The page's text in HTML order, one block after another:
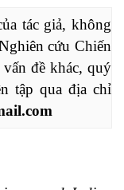
tác giả, không
cứu Chiến
đề khác, quý
tập qua địa chỉ